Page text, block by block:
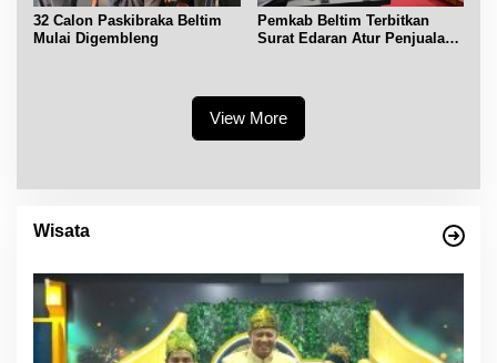
32 Calon Paskibraka Beltim
Mulai Digembleng
Pemkab Beltim Terbitkan
Surat Edaran Atur Penjualan
View More
Wisata